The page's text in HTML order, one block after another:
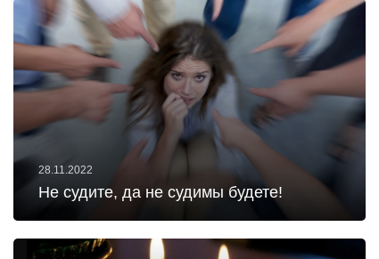
28.11.2022
Не судите, да не судимы будете!